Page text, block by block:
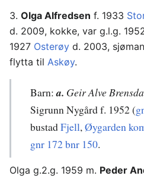
3. Olga Alfredsen f. 1933
d. 2009, kokke, var g.l.g.
1927 Osterøy d. 2003,
flytta til Askøy.
Barn:a. Geir Alve
Sigrunn Nygård f. 1952 (
bustadFjell,Øygarden
gnr 172 bnr 150.
Olga g.2.g. 1959 m. Peder